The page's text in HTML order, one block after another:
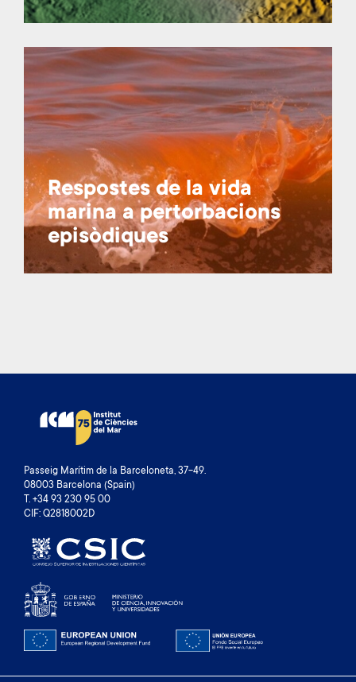
Respostes de la vida
marina a pertorbacions
episòdiques
Passeig Marítim de la Barceloneta, 37-49.
08003 Barcelona (Spain)
T. +34 93 230 95 00
CIF: Q2818002D